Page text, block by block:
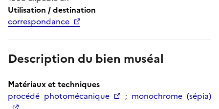
Utilisation / destination
correspondance
Description du bien muséal
Matériaux et techniques
procédé photomécanique
; monochrome (sépia)